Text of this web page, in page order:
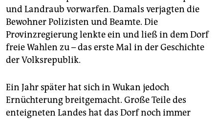
und Landraub vorwarfen. Damals verjagten die
Bewohner Polizisten und Beamte. Die
Provinzregierung lenkte ein und ließ in dem Dorf
freie Wahlen zu – das erste Mal in der Geschichte
der Volksrepublik.
Ein Jahr später hat sich in Wukan jedoch
Ernüchterung breitgemacht. Große Teile des
enteigneten Landes hat das Dorf noch immer